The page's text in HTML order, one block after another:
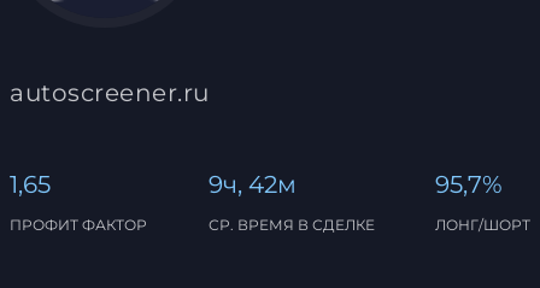
autoscreener.ru
1,65
ПРОФИТ ФАКТОР
9ч, 42м
СР. ВРЕМЯ В СДЕЛКЕ
95,7%
ЛОНГ/ШОРТ